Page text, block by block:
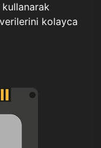
kullanarak
kolayca